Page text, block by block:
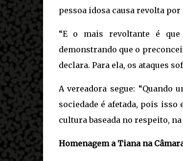
pessoa idosa causa revolta
“E o mais revoltante é que
demonstrando que o
declara. Para ela, os ataques
A vereadora segue: “Quando
sociedade é afetada, pois
cultura baseada no respeito,
Homenagem a Tiana na